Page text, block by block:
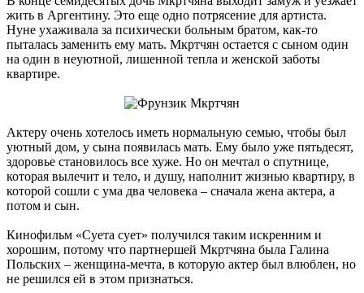
жить в Аргентину. Это еще одно потрясение для артиста.
Нуне ухаживала за психически больным братом, как-то
пыталась заменить ему мать. Мкртчян остается с сыном один
на один в неуютной, лишенной тепла и женской заботы
квартире.
Актеру очень хотелось иметь нормальную семью, чтобы был
уютный дом, у сына появилась мать. Ему было уже пятьдесят,
здоровье становилось все хуже. Но он мечтал о спутнице,
которая вылечит и тело, и душу, наполнит жизнью квартиру, в
которой сошли с ума два человека – сначала жена актера, а
потом и сын.
Кинофильм «Суета сует» получился таким искренним и
хорошим, потому что партнершей Мкртчяна была Галина
Польских – женщина-мечта, в которую актер был влюблен, но
не решился ей в этом признаться.